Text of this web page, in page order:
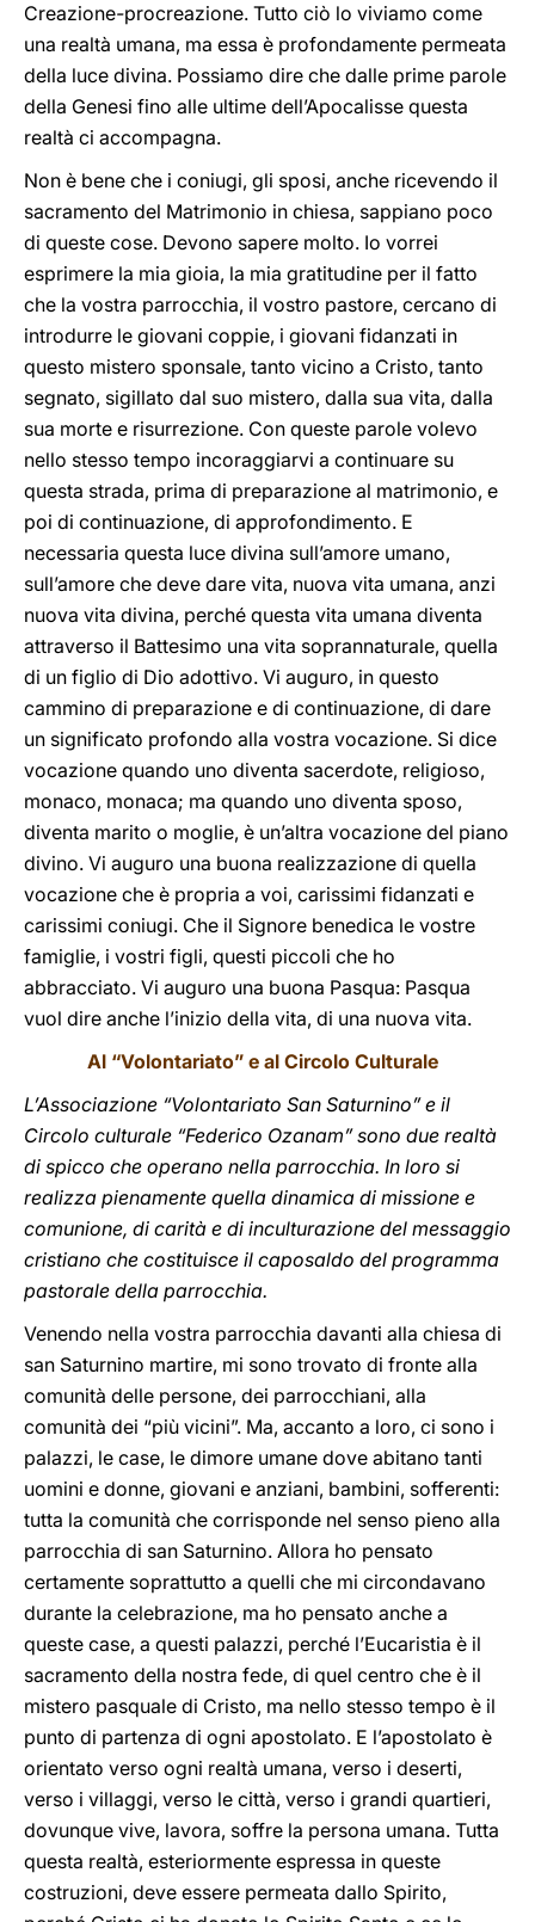
Creazione-procreazione. Tutto ciò lo viviamo come
una realtà umana, ma essa è profondamente permeata
della luce divina. Possiamo dire che dalle prime parole
della Genesi fino alle ultime dell’Apocalisse questa
realtà ci accompagna.
Non è bene che i coniugi, gli sposi, anche ricevendo il
sacramento del Matrimonio in chiesa, sappiano poco
di queste cose. Devono sapere molto. Io vorrei
esprimere la mia gioia, la mia gratitudine per il fatto
che la vostra parrocchia, il vostro pastore, cercano di
introdurre le giovani coppie, i giovani fidanzati in
questo mistero sponsale, tanto vicino a Cristo, tanto
segnato, sigillato dal suo mistero, dalla sua vita, dalla
sua morte e risurrezione. Con queste parole volevo
nello stesso tempo incoraggiarvi a continuare su
questa strada, prima di preparazione al matrimonio, e
poi di continuazione, di approfondimento. E
necessaria questa luce divina sull’amore umano,
sull’amore che deve dare vita, nuova vita umana, anzi
nuova vita divina, perché questa vita umana diventa
attraverso il Battesimo una vita soprannaturale, quella
di un figlio di Dio adottivo. Vi auguro, in questo
cammino di preparazione e di continuazione, di dare
un significato profondo alla vostra vocazione. Si dice
vocazione quando uno diventa sacerdote, religioso,
monaco, monaca; ma quando uno diventa sposo,
diventa marito o moglie, è un’altra vocazione del piano
divino. Vi auguro una buona realizzazione di quella
vocazione che è propria a voi, carissimi fidanzati e
carissimi coniugi. Che il Signore benedica le vostre
famiglie, i vostri figli, questi piccoli che ho
abbracciato. Vi auguro una buona Pasqua: Pasqua
vuol dire anche l’inizio della vita, di una nuova vita.
Al “Volontariato” e al Circolo Culturale
L’Associazione “Volontariato San Saturnino” e il
Circolo culturale “Federico Ozanam” sono due realtà
di spicco che operano nella parrocchia. In loro si
realizza pienamente quella dinamica di missione e
comunione, di carità e di inculturazione del messaggio
cristiano che costituisce il caposaldo del programma
pastorale della parrocchia.
Venendo nella vostra parrocchia davanti alla chiesa di
san Saturnino martire, mi sono trovato di fronte alla
comunità delle persone, dei parrocchiani, alla
comunità dei “più vicini”. Ma, accanto a loro, ci sono i
palazzi, le case, le dimore umane dove abitano tanti
uomini e donne, giovani e anziani, bambini, sofferenti:
tutta la comunità che corrisponde nel senso pieno alla
parrocchia di san Saturnino. Allora ho pensato
certamente soprattutto a quelli che mi circondavano
durante la celebrazione, ma ho pensato anche a
queste case, a questi palazzi, perché l’Eucaristia è il
sacramento della nostra fede, di quel centro che è il
mistero pasquale di Cristo, ma nello stesso tempo è il
punto di partenza di ogni apostolato. E l’apostolato è
orientato verso ogni realtà umana, verso i deserti,
verso i villaggi, verso le città, verso i grandi quartieri,
dovunque vive, lavora, soffre la persona umana. Tutta
questa realtà, esteriormente espressa in queste
costruzioni, deve essere permeata dallo Spirito,